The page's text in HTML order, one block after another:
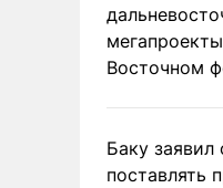
Восточном
Баку заявил
поставлять